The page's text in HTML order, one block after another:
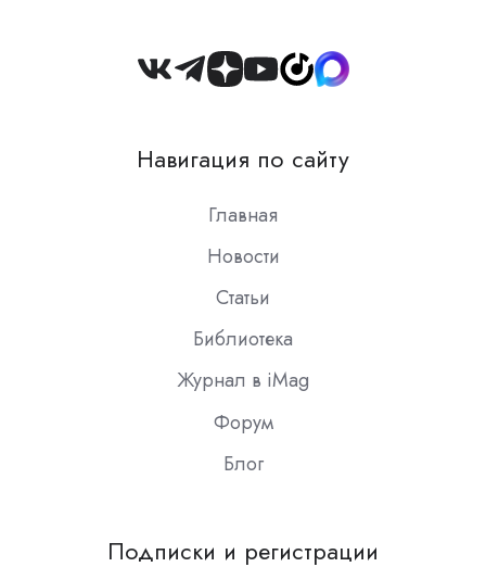
Join
Slack
Навигация по сайту
Главная
Новости
Статьи
Библиотека
Журнал в iMag
Форум
Блог
Подписки и регистрации